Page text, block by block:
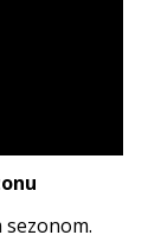
sezonom.